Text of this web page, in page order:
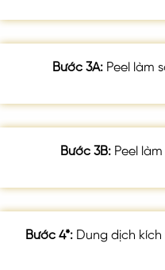
Bước 3A:Peel làm
Bước 3B: Peel
Bước 4*: Dung dịch